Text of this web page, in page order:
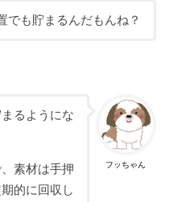
でも貯まるんだもんね？
フッちゃん
るようにな
素材は手押
的に回収し